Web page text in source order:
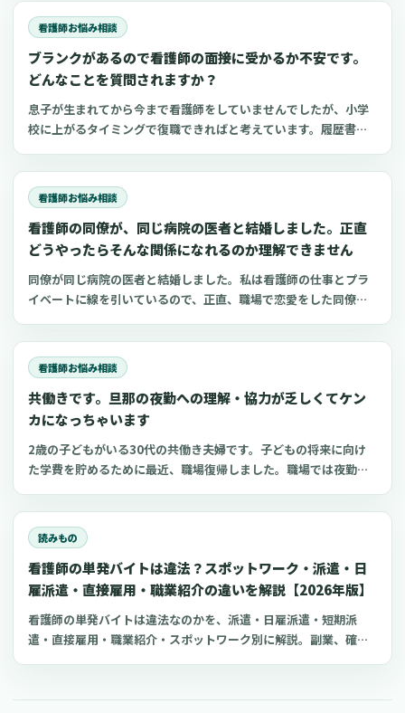
看護師お悩み相談
ブランクがあるので看護師の面接に受かるか不安です。
どんなことを質問されますか？
息子が生まれてから今まで看護師をしていませんでしたが、小学
校に上がるタイミングで復職できればと考えています。履歴書を
うしようと不安になってきました。私の周りでは、産休後にすぐ
に現場復帰している人が多いので、自分としても引け
看護師お悩み相談
看護師の同僚が、同じ病院の医者と結婚しました。正直
どうやったらそんな関係になれるのか理解できません
同僚が同じ病院の医者と結婚しました。私は看護師の仕事とプラ
イベートに線を引いているので、正直、職場で恋愛をした同僚が
近にパートナーを見つけた同僚がちょっと羨ましいという思いも
あります。純粋にどうやったらそういう関係になれる
看護師お悩み相談
共働きです。旦那の夜勤への理解・協力が乏しくてケン
カになっちゃいます
2歳の子どもがいる30代の共働き夫婦です。子どもの将来に向け
た学費を貯めるために最近、職場復帰しました。職場では夜勤回
く不満を持っているみたいです。夜勤中の家事や育児の負担ばか
り文句を言ってくるので、私もイライラが募りよく
読みもの
看護師の単発バイトは違法？スポットワーク・派遣・日
雇派遣・直接雇用・職業紹介の違いを解説【2026年版】
看護師の単発バイトは違法なのかを、派遣・日雇派遣・短期派
遣・直接雇用・職業紹介・スポットワーク別に解説。副業、確定